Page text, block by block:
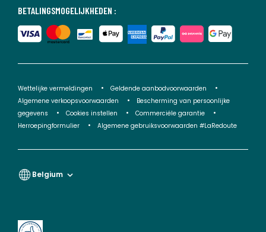
BETALINGSMOGELIJKHEDEN :
Wettelijke vermeldingen
Geldende aanbodvoorwaarden
Algemene verkoopsvoorwaarden
Bescherming van persoonlijke
gegevens
Cookies instellen
Commerciële garantie
Herroepingformulier
Algemene gebruiksvoorwaarden #LaRedoute
Belgium